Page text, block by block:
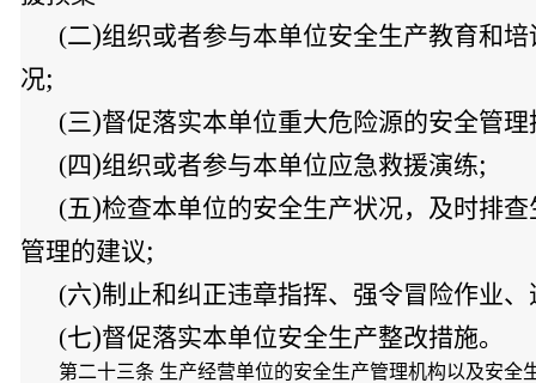
(二)组织或者参与本单位安全生产教育和
况;
(三)督促落实本单位重大危险源的安全管理
(四)组织或者参与本单位应急救援演练;
(五)检查本单位的安全生产状况，及时排
管理的建议;
(六)制止和纠正违章指挥、强令冒险作业
(七)督促落实本单位安全生产整改措施。
第二十三条 生产经营单位的安全生产管理机构以及安